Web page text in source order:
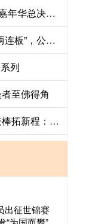
富深所 角逐“玉兰星辉”，上海乒乓球嘉年华总决赛进入倒计时
永旺配资端 【求证】京基智农股价“两连板”，公司最新回应：禽类养殖占比小
列
至佛得角
富盈策略 严川奠基铸瓷魂，严华能接棒拓新程：三代传承里的陶瓷史诗_景严_技艺_文化
出征世锦赛